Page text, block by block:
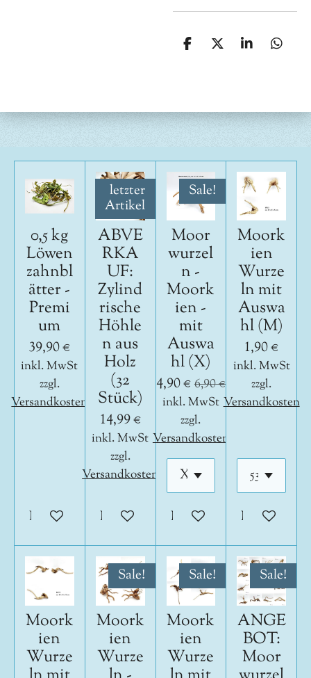
T
n
T
n
T
n
T
n
0,5 kg
Löwen
zahnbl
ätter -
Premi
um
39,90 €
inkl. MwSt
zzgl.
Versandkosten
In den Warenkorb
letzter
Artikel
ABVE
RKA
UF:
Zylind
rische
Höhle
n aus
Holz
(32
Stück)
14,99 €
inkl. MwSt
zzgl.
Versandkosten
In den Warenkorb
Sale!
Moor
wurzel
n -
Moork
ien -
mit
Auswa
hl (X)
4,90 € 6,90 €
inkl. MwSt
zzgl.
Versandkosten
In den Warenkorb
Moork
ien
Wurze
ln mit
Auswa
hl (M)
1,90 €
inkl. MwSt
zzgl.
Versandkosten
In den
Moork
ien
Wurze
Sale!
Moork
ien
Wurze
Sale!
Moork
ien
Wurze
Sale!
ANGE
BOT:
Moor